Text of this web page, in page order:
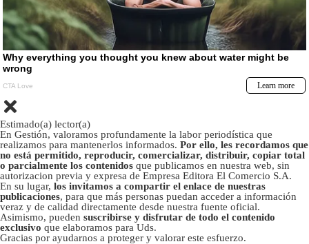
Estimado(a) lector(a)
En Gestión, valoramos profundamente la labor periodística que
realizamos para mantenerlos informados. Por ello, les recordamos que
no está permitido, reproducir, comercializar, distribuir, copiar total
o parcialmente los contenidos que publicamos en nuestra web, sin
autorizacion previa y expresa de Empresa Editora El Comercio S.A.
En su lugar, los invitamos a compartir el enlace de nuestras
publicaciones, para que más personas puedan acceder a información
veraz y de calidad directamente desde nuestra fuente oficial.
Asimismo, pueden suscribirse y disfrutar de todo el contenido
exclusivo que elaboramos para Uds.
Gracias por ayudarnos a proteger y valorar este esfuerzo.